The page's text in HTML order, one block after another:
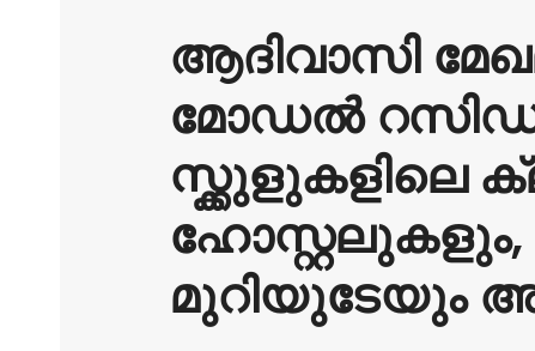
ആദിവാസി
മോഡൽ
സ്ക്കുളുകളിലെ
മുറിയുടേയും